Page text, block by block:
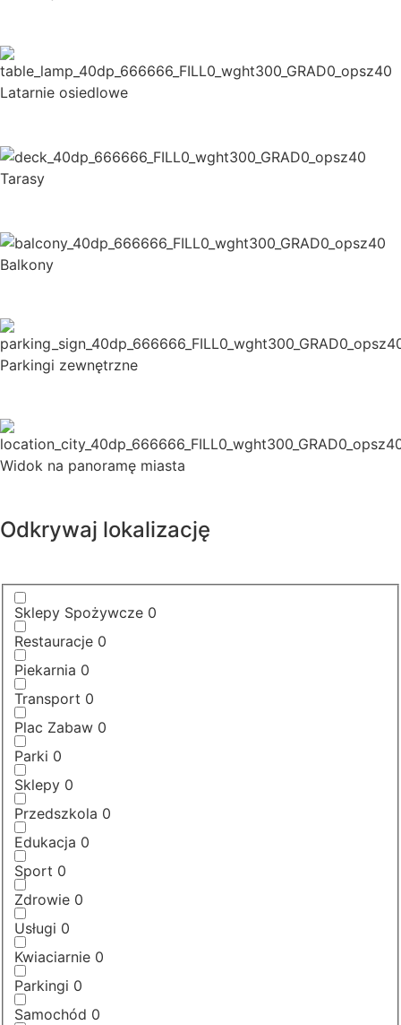
Latarnie osiedlowe
Tarasy
Balkony
Parkingi zewnętrzne
Widok na panoramę miasta
Odkrywaj lokalizację
Sklepy Spożywcze 0
Restauracje 0
Piekarnia 0
Transport 0
Plac Zabaw 0
Parki 0
Sklepy 0
Przedszkola 0
Edukacja 0
Sport 0
Zdrowie 0
Usługi 0
Kwiaciarnie 0
Parkingi 0
Samochód 0